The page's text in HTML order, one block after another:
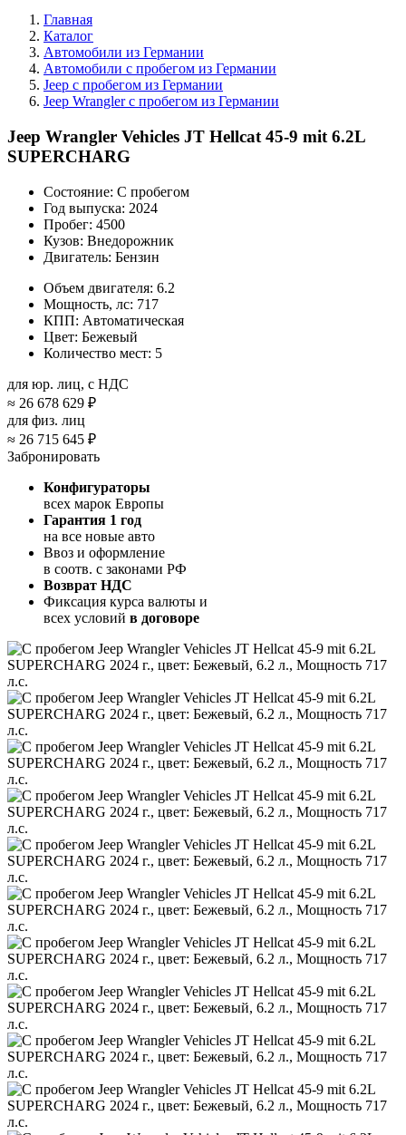
Главная
Каталог
Автомобили из Германии
Автомобили с пробегом из Германии
Jeep с пробегом из Германии
Jeep Wrangler с пробегом из Германии
Jeep Wrangler Vehicles JT Hellcat 45-9 mit 6.2L
SUPERCHARG
Состояние: С пробегом
Год выпуска: 2024
Пробег: 4500
Кузов: Внедорожник
Двигатель: Бензин
Объем двигателя: 6.2
Мощность, лс: 717
КПП: Автоматическая
Цвет: Бежевый
Количество мест: 5
для юр. лиц, с НДС
≈ 26 678 629 ₽
для физ. лиц
≈ 26 715 645 ₽
Забронировать
Конфигураторы
всех марок Европы
Гарантия 1 год
на все новые авто
Ввоз и оформление
в соотв. с законами РФ
Возврат НДС
Фиксация курса валюты и
всех условий в договоре